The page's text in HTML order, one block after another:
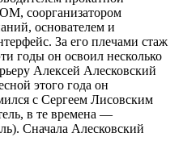
соорганизатором
основателем и
За его плечами стаж
годы он освоил несколько
Алексей Алесковский
этого года он
с Сергеем Лисовским
в те времена —
Сначала Алесковский